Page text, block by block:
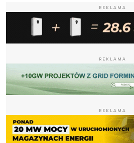
REKLAMA
REKLAMA
REKLAMA